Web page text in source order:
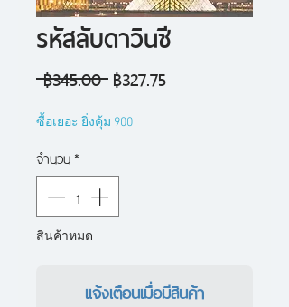
รหัสลับดาวินชี
฿345.00 ราคา
฿327.75ราคา
ซื้อเยอะ ยิ่งคุ้ม 900
จำนวน*
สินค้าหมด
แจ้งเตือนเมื่อมีสินค้า